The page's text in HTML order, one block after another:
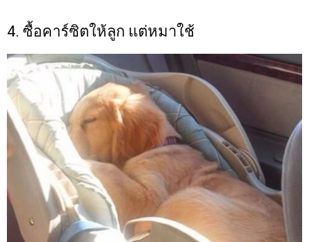
4. ซื้อคาร์ซิตให้ลูก แต่หมาใช้